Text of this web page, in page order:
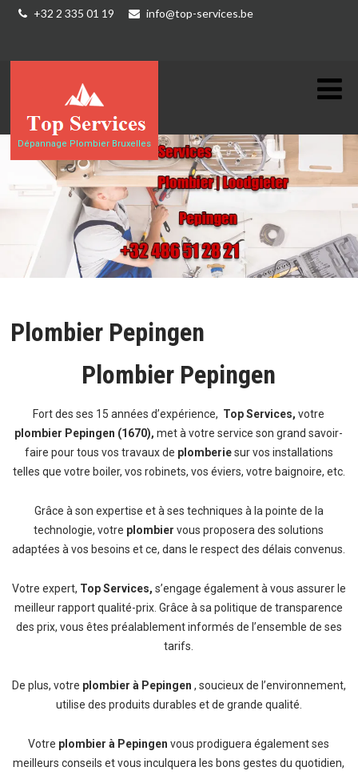
+32 2 335 01 19 info@top-services.be
Dépannage Plombier Bruxelles
Plombier Pepingen
Plombier Pepingen
Fort des ses 15 années d’expérience, Top Services, votre
plombier Pepingen (1670),met à votre service son grand savoir-
faire pour tous vos travaux de plomberiesur vos installations
telles que votre boiler, vos robinets, vos éviers, votre baignoire, etc.
Grâce à son expertise et à ses techniques à la pointe de la
technologie, votre plombier vous proposera des solutions
adaptées à vos besoins et ce, dans le respect des délais convenus.
Votre expert, Top Services, s’engage également à vous assurer le
meilleur rapport qualité-prix. Grâce à sa politique de transparence
des prix, vous êtes préalablement informés de l’ensemble de ses
tarifs.
De plus, votre plombier à Pepingen , soucieux de l’environnement,
utilise des produits durables et de grande qualité.
Votre plombier à Pepingenvous prodiguera également ses
meilleurs conseils et vous inculquera les bons gestes du quotidien,